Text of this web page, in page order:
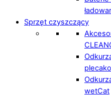
Sprzęt czyszczący
wetCat